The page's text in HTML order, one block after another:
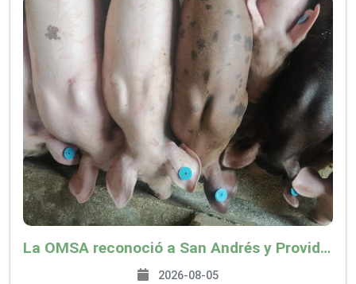
La OMSA reconoció a San Andrés y Providencia como zona libre de Peste Porcina Clásica (PPC)
2026-08-05